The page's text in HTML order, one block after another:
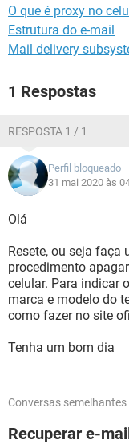
O que é proxy no
Estrutura do e-mail
Mail delivery
1 Respostas
RESPOSTA 1 / 1
Perfil bloqueado
31 mai 2020 às
Olá
Resete, ou seja faça
procedimento
celular. Para indicar
marca e modelo do
como fazer no site
Tenha um bom dia
Conversas semelhantes
Recuperar e-